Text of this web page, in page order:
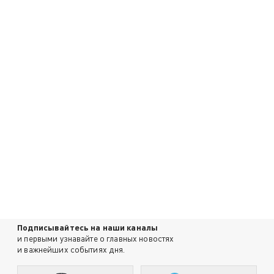
Подписывайтесь на наши каналы
и первыми узнавайте о главных новостях
и важнейших событиях дня.